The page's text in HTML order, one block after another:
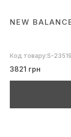
NEW
Код товару:S-
3821 грн